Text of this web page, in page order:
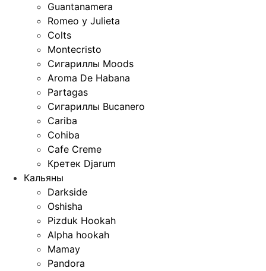
Guantanamera
Romeo y Julieta
Colts
Montecristo
Сигариллы Moods
Aroma De Habana
Partagas
Сигариллы Bucanero
Cariba
Cohiba
Cafe Creme
Кретек Djarum
Кальяны
Darkside
Oshisha
Pizduk Hookah
Alpha hookah
Mamay
Pandora